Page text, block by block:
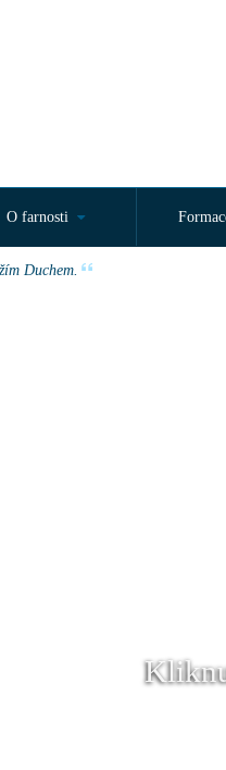
se mnou od začátku. Jan 15,27“
Duchem.
O farnosti